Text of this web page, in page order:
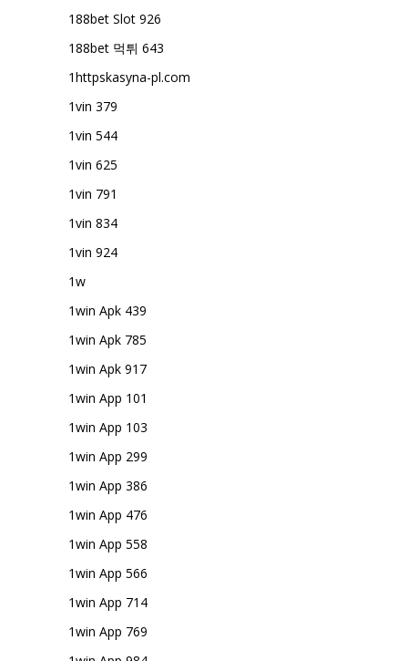
188bet Slot 926
188bet 먹튀 643
1httpskasyna-pl.com
1vin 379
1vin 544
1vin 625
1vin 791
1vin 834
1vin 924
1w
1win Apk 439
1win Apk 785
1win Apk 917
1win App 101
1win App 103
1win App 299
1win App 386
1win App 476
1win App 558
1win App 566
1win App 714
1win App 769